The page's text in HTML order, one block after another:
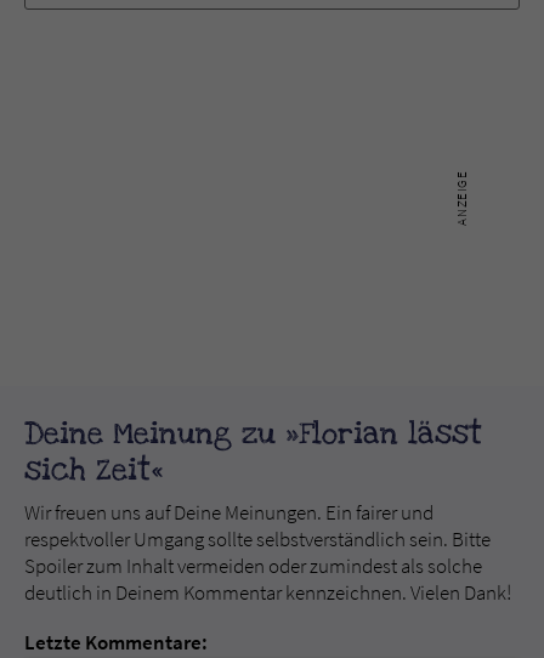
Deine Meinung zu »Florian lässt
sich Zeit«
Wir freuen uns auf Deine Meinungen. Ein fairer und
respektvoller Umgang sollte selbstverständlich sein. Bitte
Spoiler zum Inhalt vermeiden oder zumindest als solche
deutlich in Deinem Kommentar kennzeichnen. Vielen Dank!
Letzte Kommentare: